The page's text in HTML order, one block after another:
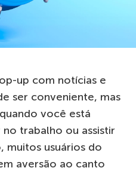
up com notícias e
ser conveniente, mas
você está
trabalho ou assistir
muitos usuários do
aversão ao canto